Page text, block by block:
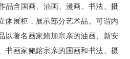
品含国画、油画、漫画、书法、摄
体展柜，展示部分艺术品。可谓内
以著名画家鲍加宗亲的油画、新安
书画家鲍鎔宗亲的国画和书法、摄